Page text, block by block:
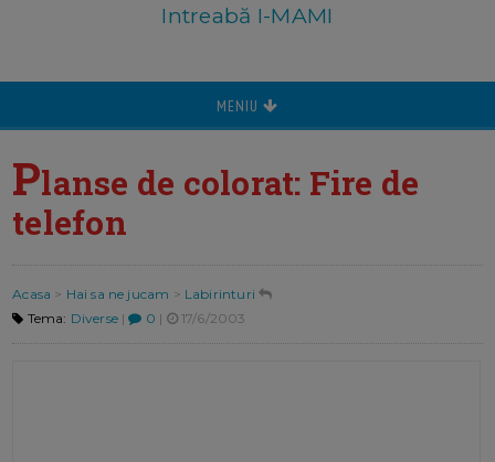
Intreabă I-MAMI
MENIU
Planse de colorat: Fire de
telefon
Acasa > Hai sa ne jucam > Labirinturi
Tema: Diverse| 0 | 17/6/2003